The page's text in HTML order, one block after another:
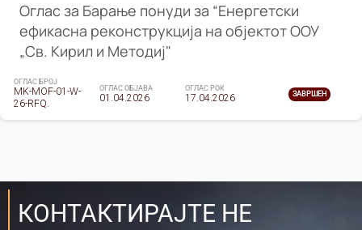
Оглас за Барање понуди за “Енергетски
ефикасна реконструкција на објектот ООУ
„Св. Кирил и Методиј"
ОГЛАС БРОЈ
MK-MOF-01-W-
26-RFQ.
ОГЛАС ОБЈАВА
01.04.2026
ОГЛАС РОК
17.04.2026 ЗАВРШЕН
КОНТАКТИРАЈТЕ НЕ